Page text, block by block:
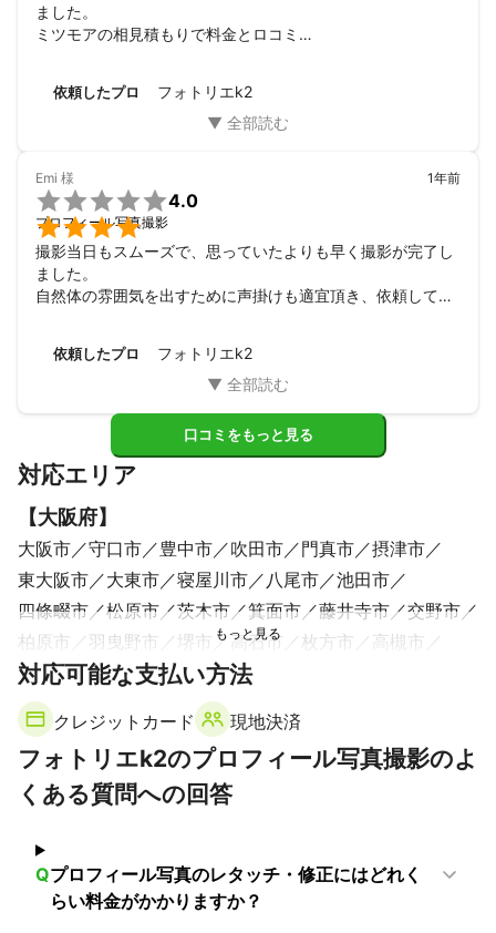
ました。
ミツモアの相見積もりで料金とロコミ
いました。
料金も丁寧に説明してくださいま
と思っています。
今後また機会があればぜひお願いしたいです。
依頼したプロ フォトリエk2
Emi 様


4.0
プロフィール写真撮影
1年前
撮影当日もスムーズで、思っていたよりも早く撮影が完了し
ました。
自然体の雰囲気を出すために声掛けも適宜頂き、依頼して良
依頼したプロ フォトリエk2
口コミをもっと見る
対応エリア
【大阪府】
大阪市 守口市 豊中市 吹田市 門真市
摂津市
東大阪市
大東市 寝屋川市 八尾市
池田市
四條畷市
松原市 茨木市 箕面市 藤井寺市
交野市
柏原市
羽曳野市 堺市 高石市 枚方市
高槻市
豊能町
大阪狭山市 泉大津市
忠岡町
河南町
千早赤阪村
河内長野市 貝塚市
田尻町
泉南市 阪南市
【 奈良県】
上牧町
田原本町
三宅町 川西町 橿原市
葛城市
対応可能な支払い方法
クレジットカード 現地決済
フォトリエk2のプロフィール写真撮影のよ
くある質問への回答
Qプロフィール写真のレタッチ・修正にはどれく
らい料金がかかりますか？